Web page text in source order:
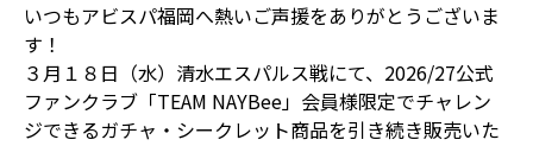
いつもアビスパ福岡へ熱いご声援をありがとうございま
す！
３月１８日（水）清水エスパルス戦にて、2026/27公式
ファンクラブ「TEAM NAYBee」会員様限定でチャレン
ジできるガチャ・シークレット商品を引き続き販売いた